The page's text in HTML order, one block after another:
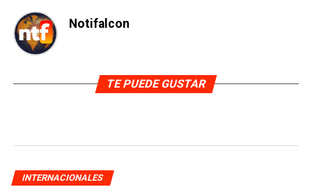
Notifalcon
TE PUEDE GUSTAR
INTERNACIONALES